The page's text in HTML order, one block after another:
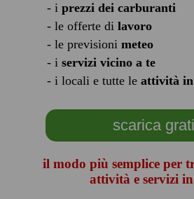
- i prezzi dei carburanti
- le offerte di lavoro
- le previsioni meteo
- i servizi vicino a te
- i locali e tutte le attività in
scarica
il modo più semplice per
attività e servizi